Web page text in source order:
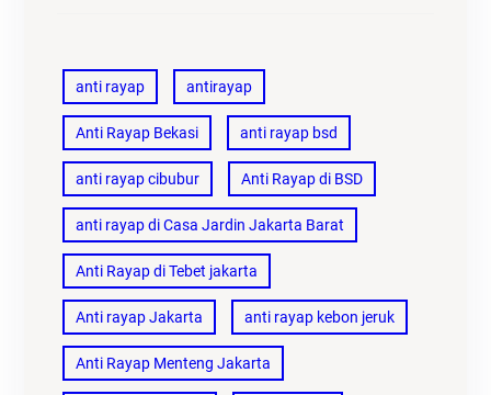
anti rayap antirayap
Anti Rayap Bekasi anti rayap bsd
anti rayap cibubur Anti Rayap di BSD
anti rayap di Casa Jardin Jakarta Barat
Anti Rayap di Tebet jakarta
Anti rayap Jakarta anti rayap kebon jeruk
Anti Rayap Menteng Jakarta